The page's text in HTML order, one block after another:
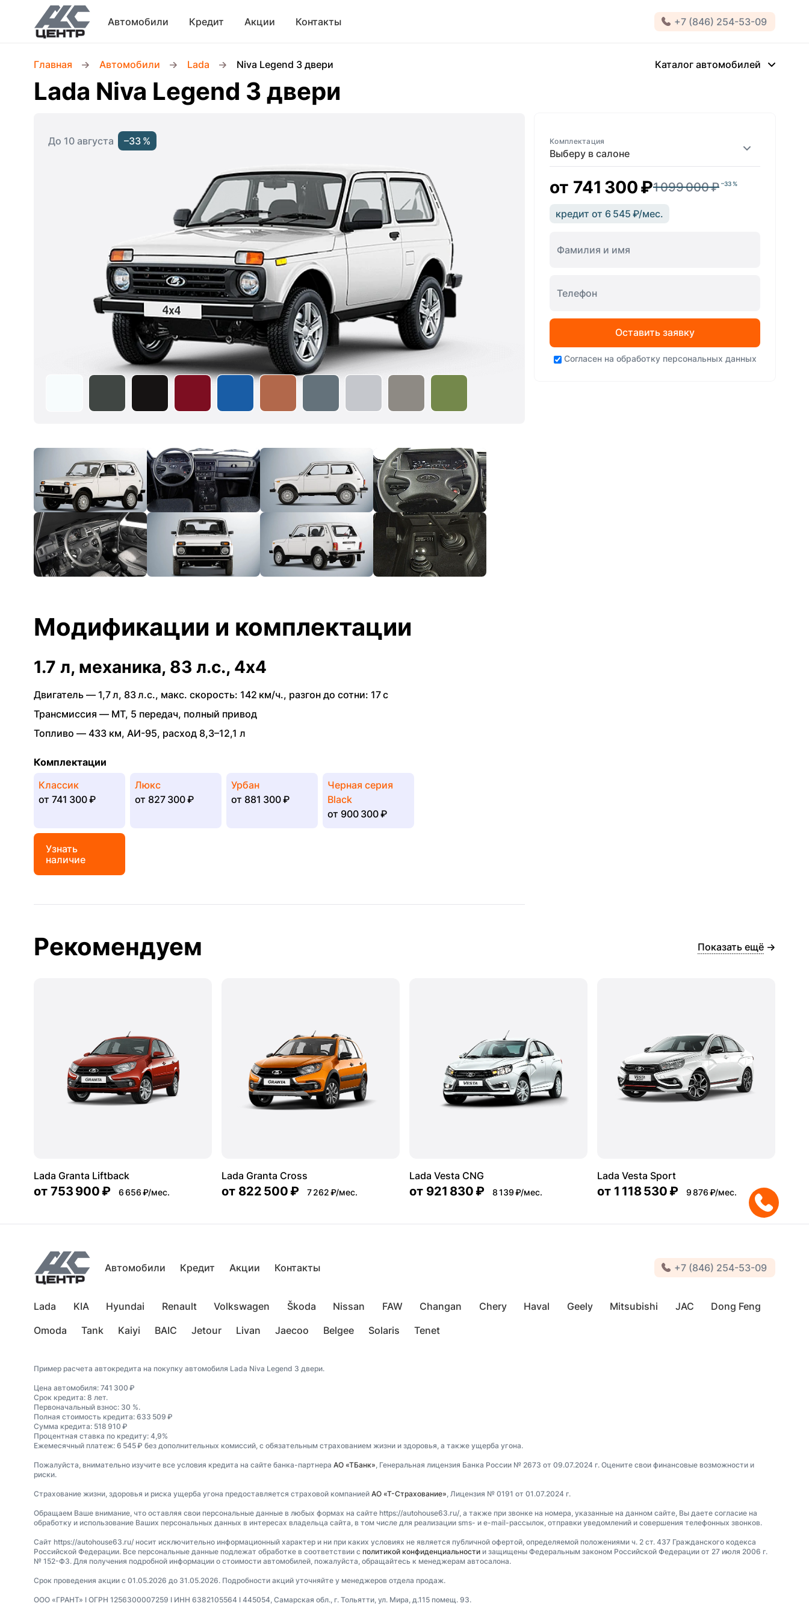
Автомобили Кредит Акции Контакты +7 (846) 254-53-09
Главная Автомобили Lada Niva Legend 3 двери Каталог автомобилей
Lada Niva Legend 3 двери
До 10 августа
–33 %
Выберу в салоне
Комплектация
от 741 300 ₽1 099 000 ₽ –33 %
кредит от 6 545 ₽/мес.
Оставить заявку
Согласен на обработку персональных данных
Модификации и комплектации
1.7 л, механика, 83 л.с., 4x4
Двигатель — 1,7 л, 83 л.с., макс. скорость: 142 км/ч., разгон до сотни: 17 с
Трансмиссия — MT, 5 передач, полный привод
Топливо — 433 км, АИ-95, расход 8,3–12,1 л
Комплектации
Классик
от 741 300 ₽
Люкс
от 827 300 ₽
Урбан
от 881 300 ₽
Черная серия
Black
от 900 300 ₽
Узнать
наличие
Рекомендуем Показать ещё
Lada Granta Liftback
от 753 900 ₽ 6 656 ₽/мес.
Lada Granta Cross
от 822 500 ₽ 7 262 ₽/мес.
Lada Vesta CNG
от 921 830 ₽ 8 139 ₽/мес.
Lada Vesta Sport
от 1 118 530 ₽ 9 876 ₽/мес.
Автомобили Кредит Акции Контакты +7 (846) 254-53-09
Lada KIA Hyundai Renault Volkswagen Škoda Nissan FAW Changan Chery Haval Geely Mitsubishi JAC
Dong Feng
Omoda
Tank Kaiyi BAIC Jetour Livan Jaecoo Belgee Solaris Tenet
Пример расчета автокредита на покупку автомобиля Lada Niva Legend 3 двери.
Цена автомобиля: 741 300 ₽
Срок кредита: 8 лет.
Первоначальный взнос: 30 %.
Полная стоимость кредита: 633 509 ₽
Сумма кредита: 518 910 ₽
Процентная ставка по кредиту: 4,9%
Ежемесячный платеж: 6 545 ₽ без дополнительных комиссий, с обязательным страхованием жизни и здоровья, а также ущерба угона.
Пожалуйста, внимательно изучите все условия кредита на сайте банка-партнера АО «ТБанк», Генеральная лицензия Банка России № 2673 от 09.07.2024 г. Оцените свои финансовые возможности и
риски.
Страхование жизни, здоровья и риска ущерба угона предоставляется страховой компанией АО «Т-Страхование», Лицензия № 0191 от 01.07.2024 г.
Обращаем Ваше внимание, что оставляя свои персональные данные в любых формах на сайте https://autohouse63.ru/, а также при звонке на номера, указанные на данном сайте, Вы даете согласие на
обработку и использование Ваших персональных данных в интересах владельца сайта, в том числе для реализации sms- и e-mail-рассылок, отправки уведомлений и совершения телефонных звонков.
Сайт https://autohouse63.ru/ носит исключительно информационный характер и ни при каких условиях не является публичной офертой, определяемой положениями ч. 2 ст. 437 Гражданского кодекса
Российской Федерации. Все персональные данные подлежат обработке в соответствии с политикой конфиденциальности и защищены Федеральным законом Российской Федерации от 27 июля 2006 г.
№ 152-ФЗ. Для получения подробной информации о стоимости автомобилей, пожалуйста, обращайтесь к менеджерам автосалона.
Срок проведения акции с 01.05.2026 до 31.05.2026. Подробности акций уточняйте у менеджеров отдела продаж.
ООО «ГРАНТ» I ОГРН 1256300007259 I ИНН 6382105564 I 445054, Самарская обл., г. Тольятти, ул. Мира, д.115 помещ. 93.